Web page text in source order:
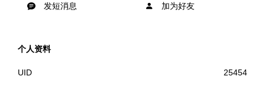
发短消息 加为好友
个人资料
UID 25454